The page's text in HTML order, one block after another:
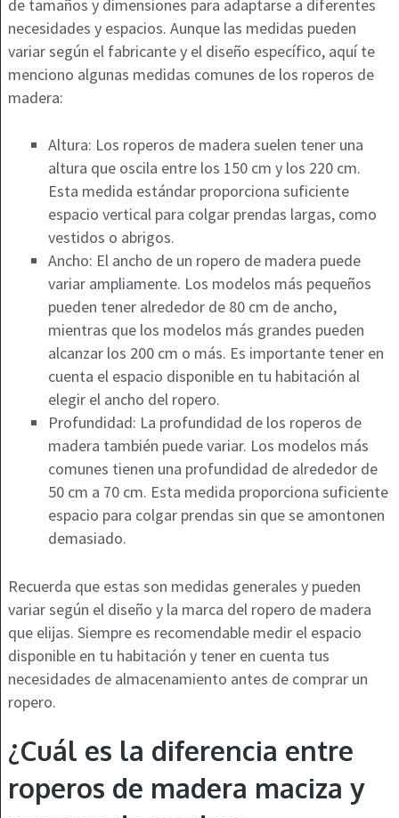
de tamaños y dimensiones para adaptarse a diferentes
necesidades y espacios. Aunque las medidas pueden
variar según el fabricante y el diseño específico, aquí te
menciono algunas medidas comunes de los roperos de
madera:
Altura: Los roperos de madera suelen tener una
altura que oscila entre los 150 cm y los 220 cm.
Esta medida estándar proporciona suficiente
espacio vertical para colgar prendas largas, como
vestidos o abrigos.
Ancho: El ancho de un ropero de madera puede
variar ampliamente. Los modelos más pequeños
pueden tener alrededor de 80 cm de ancho,
mientras que los modelos más grandes pueden
alcanzar los 200 cm o más. Es importante tener en
cuenta el espacio disponible en tu habitación al
elegir el ancho del ropero.
Profundidad: La profundidad de los roperos de
madera también puede variar. Los modelos más
comunes tienen una profundidad de alrededor de
50 cm a 70 cm. Esta medida proporciona suficiente
espacio para colgar prendas sin que se amontonen
demasiado.
Recuerda que estas son medidas generales y pueden
variar según el diseño y la marca del ropero de madera
que elijas. Siempre es recomendable medir el espacio
disponible en tu habitación y tener en cuenta tus
necesidades de almacenamiento antes de comprar un
ropero.
¿Cuál es la diferencia entre
roperos de madera maciza y